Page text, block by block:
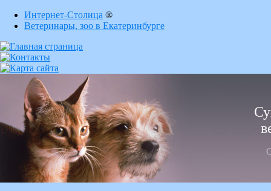
Интернет-Столица ®
Ветеринары, зоо в Екатеринбурге